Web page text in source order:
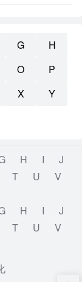
G
H
O
P
X
Y
H I
J
T U
V
H I
J
T U
V